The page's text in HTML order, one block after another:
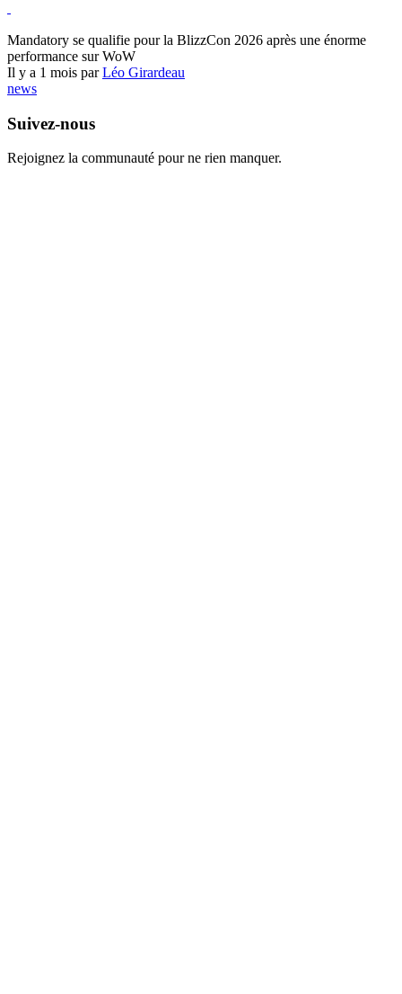
Mandatory se qualifie pour la BlizzCon 2026 après une énorme
performance sur WoW
Il y a 1 mois parLéo Girardeau
news
Suivez-nous
Rejoignez la communauté pour ne rien manquer.